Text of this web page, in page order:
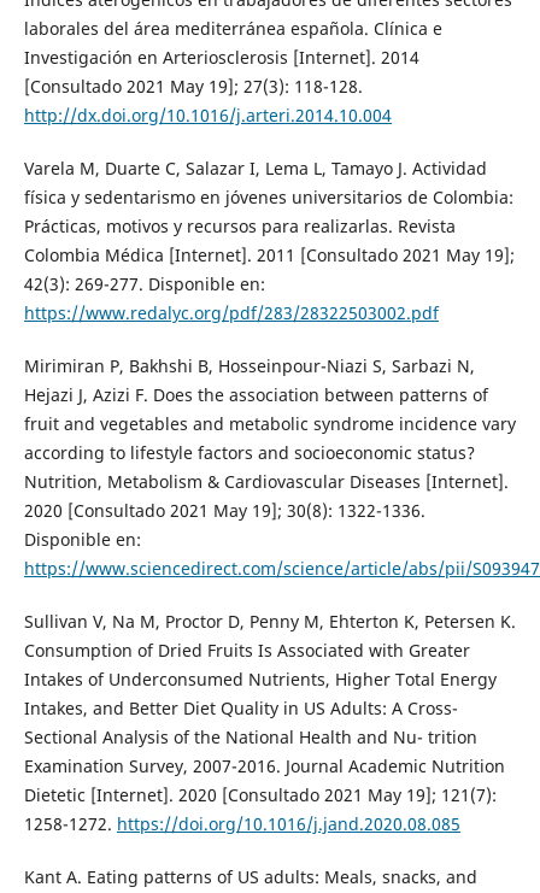
laborales del área mediterránea española. Clínica e
Investigación en Arteriosclerosis [Internet]. 2014
[Consultado 2021 May 19]; 27(3): 118-128.
http://dx.doi.org/10.1016/j.arteri.2014.10.004
Varela M, Duarte C, Salazar I, Lema L, Tamayo J. Actividad
física y sedentarismo en jóvenes universitarios de Colombia:
Prácticas, motivos y recursos para realizarlas. Revista
Colombia Médica [Internet]. 2011 [Consultado 2021 May 19];
42(3): 269-277. Disponible en:
https://www.redalyc.org/pdf/283/28322503002.pdf
Mirimiran P, Bakhshi B, Hosseinpour-Niazi S, Sarbazi N,
Hejazi J, Azizi F. Does the association between patterns of
fruit and vegetables and metabolic syndrome incidence vary
according to lifestyle factors and socioeconomic status?
Nutrition, Metabolism & Cardiovascular Diseases [Internet].
2020 [Consultado 2021 May 19]; 30(8): 1322-1336.
Disponible en:
https://www.sciencedirect.com/science/article/abs/pii/
Sullivan V, Na M, Proctor D, Penny M, Ehterton K, Petersen K.
Consumption of Dried Fruits Is Associated with Greater
Intakes of Underconsumed Nutrients, Higher Total Energy
Intakes, and Better Diet Quality in US Adults: A Cross-
Sectional Analysis of the National Health and Nu- trition
Examination Survey, 2007-2016. Journal Academic Nutrition
Dietetic [Internet]. 2020 [Consultado 2021 May 19]; 121(7):
1258-1272. https://doi.org/10.1016/j.jand.2020.08.085
Kant A. Eating patterns of US adults: Meals, snacks, and